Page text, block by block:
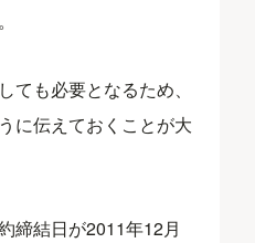
ても必要となるため、
に伝えておくことが大
締結日が2011年12月